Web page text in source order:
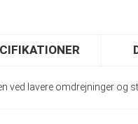
ved lavere omdrejninger og